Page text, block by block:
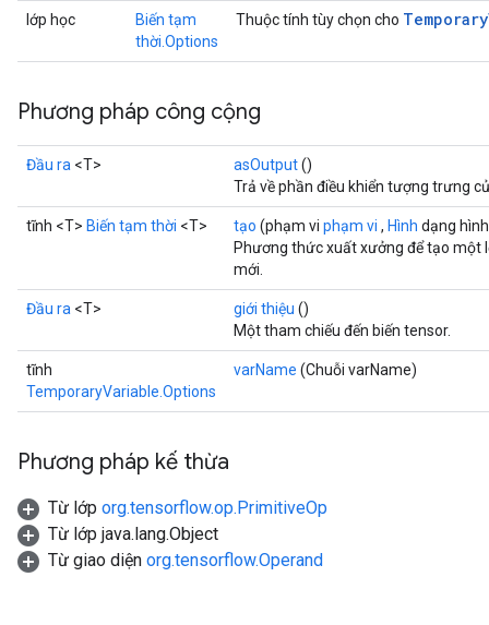
lớp học
Biến tạm
thời.Options
Thuộc tính tùy chọn cho Temporary
Phương pháp công cộng
Đầu ra <T> asOutput()
Trả về phần điều khiển tượng trưng
tĩnh <T> Biến tạm thời <T> tạo (phạm vi phạm vi , Hình dạng
Phương thức xuất xưởng để tạo
mới.
Đầu ra <T> giới thiệu ()
Một tham chiếu đến biến tensor.
tĩnh
TemporaryVariable.Options
varName (Chuỗi varName)
Phương pháp kế thừa
Từ lớp org.tensorflow.op.PrimitiveOp
Từ lớp java.lang.Object
Từ giao diện org.tensorflow.Operand